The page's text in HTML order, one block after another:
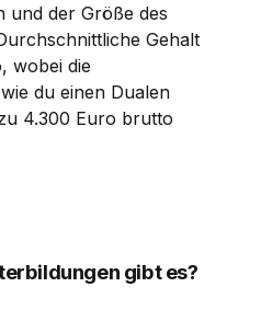
und der Größe des
Gehalt
wobei die
du einen Dualen
4.300 Euro brutto
gibt es?